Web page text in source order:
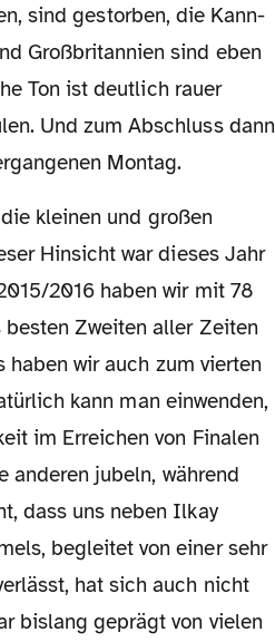
sind gestorben, die Kann-
Großbritannien sind eben
Ton ist deutlich rauer
Und zum Abschluss dann
Montag.
Hinsicht war dieses Jahr
2016 haben wir mit 78
besten Zweiten aller Zeiten
wir auch zum vierten
kann man einwenden,
im Erreichen von Finalen
anderen jubeln, während
dass uns neben Ilkay
begleitet von einer sehr
hat sich auch nicht
bislang geprägt von vielen